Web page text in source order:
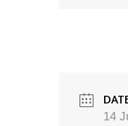
14